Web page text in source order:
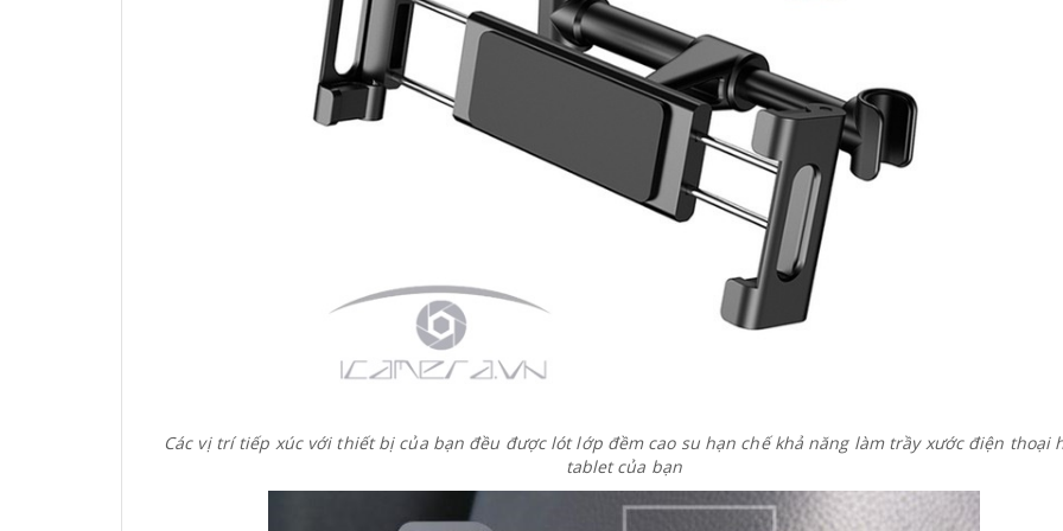
Các vị trí tiếp xúc với thiết bị của bạn đều được lót lớp đềm cao su hạn chế khả năng làm trầy xước điện thoại
tablet của bạn